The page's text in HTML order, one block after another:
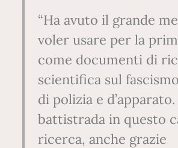
Ha avuto il grande
voler usare per la
come documenti di
scientifica sul
di polizia e
battistrada in questo
ricerca, anche grazie